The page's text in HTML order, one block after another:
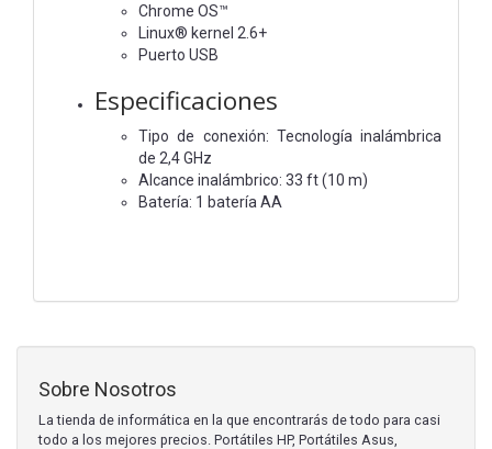
Chrome OS™
Linux® kernel 2.6+
Puerto USB
Especificaciones
Tipo de conexión: Tecnología inalámbrica
de 2,4 GHz
Alcance inalámbrico: 33 ft (10 m)
Batería: 1 batería AA
Sobre Nosotros
La tienda de informática en la que encontrarás de todo para casi
todo a los mejores precios. Portátiles HP, Portátiles Asus,